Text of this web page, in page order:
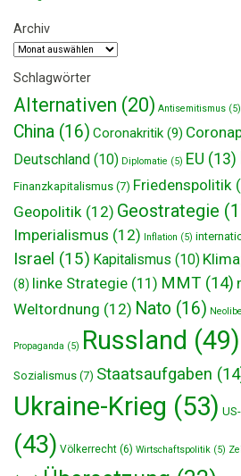
Archiv
Archiv
Schlagwörter
Alternativen (20) Antisemitismus (5)
China (16) Coronakritik (9)
Deutschland (10) Diplomatie (5) EU (13)
Finanzkapitalismus (7) Friedenspolitik
Geopolitik (12) Geostrategie
Imperialismus (12) Inflation (5)
Israel (15) Kapitalismus (10)
(8) linke Strategie (11) MMT (14)
Weltordnung (12) Nato (16)
Propaganda (5) Russland (49)
Sozialismus (7) Staatsaufgaben
Ukraine-Krieg (53)
(43) Völkerrecht (6) Wirtschaftspolitik (5)